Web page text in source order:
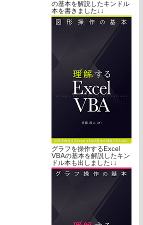
の基本を解説したキンドル
本を書きました↓↓
グラフを操作するExcel
VBAの基本を解説したキン
ドル本も出しました↓↓